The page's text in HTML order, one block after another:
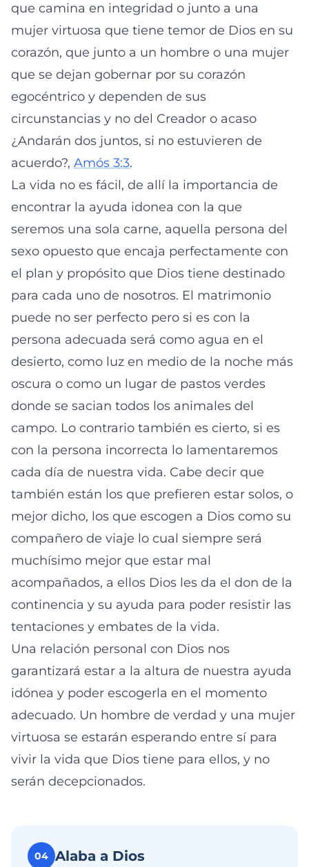
que camina en integridad o junto a una
mujer virtuosa que tiene temor de Dios en su
corazón, que junto a un hombre o una mujer
que se dejan gobernar por su corazón
egocéntrico y dependen de sus
circunstancias y no del Creador o acaso
¿Andarán dos juntos, si no estuvieren de
acuerdo?, Amós 3:3.
La vida no es fácil, de allí la importancia de
encontrar la ayuda idonea con la que
seremos una sola carne, aquella persona del
sexo opuesto que encaja perfectamente con
el plan y propósito que Dios tiene destinado
para cada uno de nosotros. El matrimonio
puede no ser perfecto pero si es con la
persona adecuada será como agua en el
desierto, como luz en medio de la noche más
oscura o como un lugar de pastos verdes
donde se sacian todos los animales del
campo. Lo contrario también es cierto, si es
con la persona incorrecta lo lamentaremos
cada día de nuestra vida. Cabe decir que
también están los que prefieren estar solos, o
mejor dicho, los que escogen a Dios como su
compañero de viaje lo cual siempre será
muchísimo mejor que estar mal
acompañados, a ellos Dios les da el don de la
continencia y su ayuda para poder resistir las
tentaciones y embates de la vida.
Una relación personal con Dios nos
garantizará estar a la altura de nuestra ayuda
idónea y poder escogerla en el momento
adecuado. Un hombre de verdad y una mujer
virtuosa se estarán esperando entre sí para
vivir la vida que Dios tiene para ellos, y no
serán decepcionados.
04 Alaba a Dios